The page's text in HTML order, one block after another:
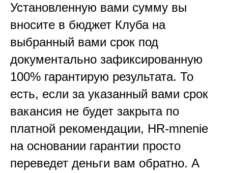
Установленную вами сумму вы
вносите в бюджет Клуба на
выбранный вами срок под
документально зафиксированную
100% гарантирую результата. То
есть, если за указанный вами срок
вакансия не будет закрыта по
платной рекомендации, HR-mnenie
на основании гарантии просто
переведет деньги вам обратно. А